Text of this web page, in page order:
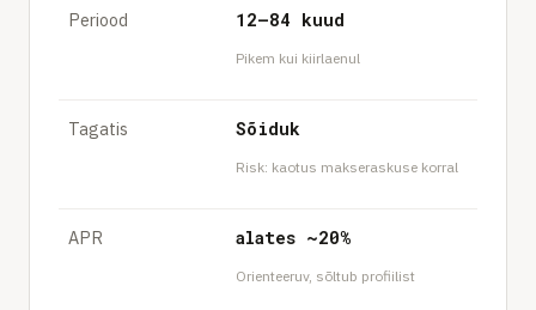
Periood 12–84 kuud
Pikem kui kiirlaenul
Tagatis Sõiduk
Risk: kaotus makseraskuse korral
APR alates ~20%
Orienteeruv, sõltub profiilist